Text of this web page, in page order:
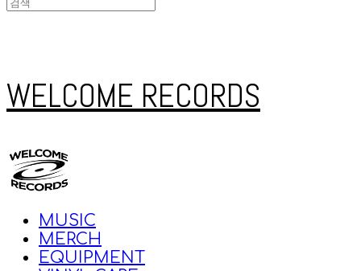
WELCOME RECORDS
MUSIC
MERCH
EQUIPMENT